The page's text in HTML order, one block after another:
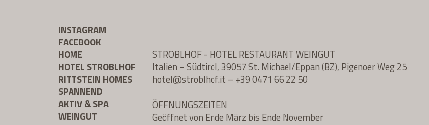
INSTAGRAM
FACEBOOK
HOME
HOTEL STROBLHOF
RITTSTEIN HOMES
SPANNEND
AKTIV & SPA
WEINGUT
STROBLHOF - HOTEL RESTAURANT WEINGUT
Italien – Südtirol, 39057 St. Michael/Eppan (BZ), Pigenoer Weg 25
hotel@stroblhof.it – +39 0471 66 22 50
ÖFFNUNGSZEITEN
Geöffnet von Ende März bis Ende November